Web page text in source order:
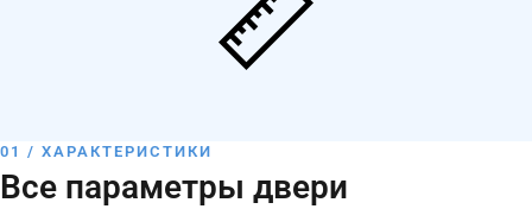
01 / ХАРАКТЕРИСТИКИ
Все параметры двери